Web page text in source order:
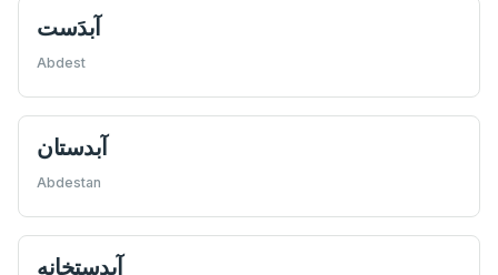
آبدَست
Abdest
آبدستان
Abdestan
آبدستخانه